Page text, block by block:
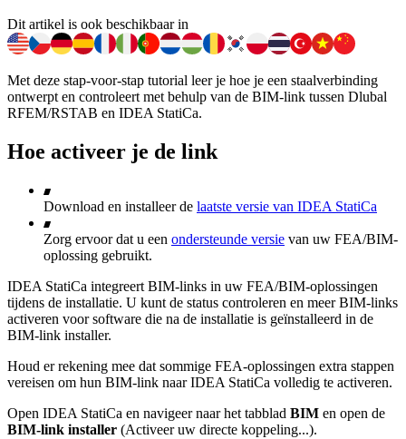
Dit artikel is ook beschikbaar in
Met deze stap-voor-stap tutorial leer je hoe je een staalverbinding
ontwerpt en controleert met behulp van de BIM-link tussen Dlubal
RFEM/RSTAB en IDEA StatiCa.
Hoe activeer je de link
Download en installeer de laatste versie van IDEA StatiCa
Zorg ervoor dat u een ondersteunde versie van uw FEA/BIM-
oplossing gebruikt.
IDEA StatiCa integreert BIM-links in uw FEA/BIM-oplossingen
tijdens de installatie. U kunt de status controleren en meer BIM-links
activeren voor software die na de installatie is geïnstalleerd in de
BIM-link installer.
Houd er rekening mee dat sommige FEA-oplossingen extra stappen
vereisen om hun BIM-link naar IDEA StatiCa volledig te activeren.
Open IDEA StatiCa en navigeer naar het tabblad BIM en open de
BIM-link installer (Activeer uw directe koppeling...).